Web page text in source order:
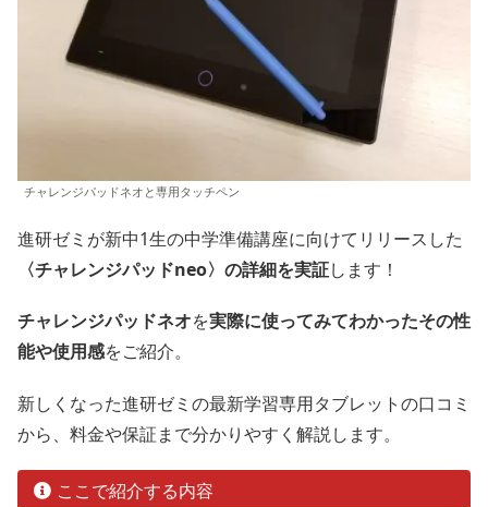
チャレンジパッドネオと専用タッチペン
進研ゼミが新中1生の中学準備講座に向けてリリースした
〈チャレンジパッドneo〉の詳細を実証します！
チャレンジパッドネオを実際に使ってみてわかったその性
能や使用感をご紹介。
新しくなった進研ゼミの最新学習専用タブレットの口コミ
から、料金や保証まで分かりやすく解説します。
ここで紹介する内容